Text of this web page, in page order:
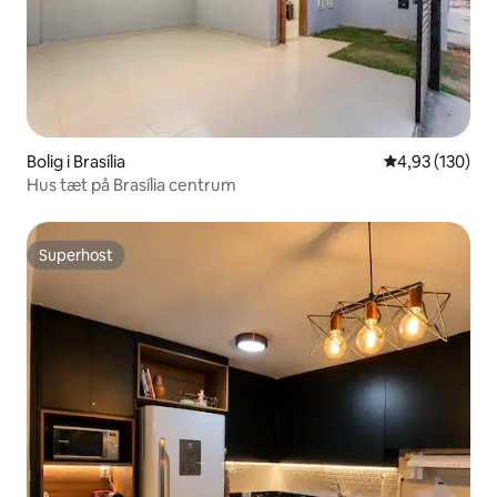
Bolig i Brasília 4,93 ud af 5 i
4,93 (130)
Hus tæt på Brasília centrum
Superhost
Superhost